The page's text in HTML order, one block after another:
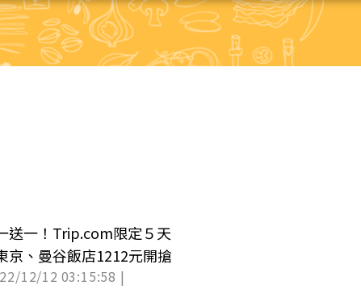
送一！Trip.com限定５天
京、曼谷飯店1212元開搶
12/12 03:15:58 |